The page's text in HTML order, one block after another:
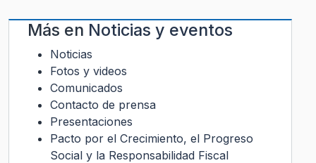
Más en Noticias y eventos
Noticias
Fotos y videos
Comunicados
Contacto de prensa
Presentaciones
Pacto por el Crecimiento, el Progreso
Social y la Responsabilidad Fiscal